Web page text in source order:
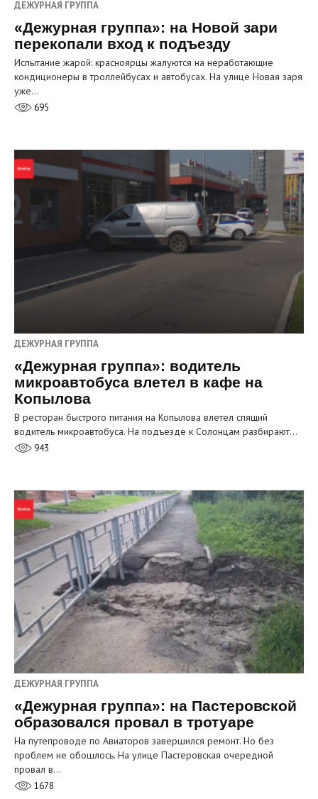
ДЕЖУРНАЯ ГРУППА
«Дежурная группа»: на Новой зари
перекопали вход к подъезду
Испытание жарой: красноярцы жалуются на неработающие
кондиционеры в троллейбусах и автобусах. На улице Новая заря
уже…
695
ДЕЖУРНАЯ ГРУППА
«Дежурная группа»: водитель
микроавтобуса влетел в кафе на
Копылова
В ресторан быстрого питания на Копылова влетел спящий
водитель микроавтобуса. На подъезде к Солонцам разбирают…
943
ДЕЖУРНАЯ ГРУППА
«Дежурная группа»: на Пастеровской
образовался провал в тротуаре
На путепроводе по Авиаторов завершился ремонт. Но без
проблем не обошлось. На улице Пастеровская очередной
провал в…
1678